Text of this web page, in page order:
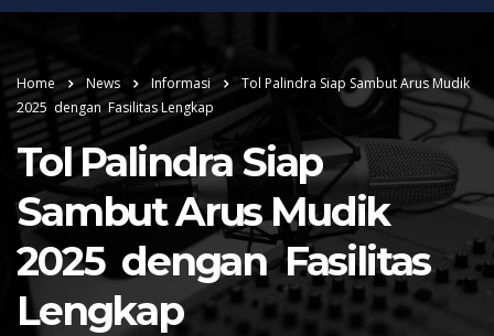
Home News Informasi
Tol Palindra Siap Sambut Arus Mudik
2025 dengan Fasilitas Lengkap
Tol Palindra Siap
Sambut Arus Mudik
2025 dengan Fasilitas
Lengkap